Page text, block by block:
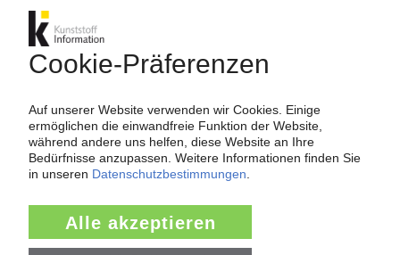
Ihr KI Zugang
ab99€/Monat
Jetzt kostenlos testen
Bereits KI-Abonnent? Jetzt
anmelden!